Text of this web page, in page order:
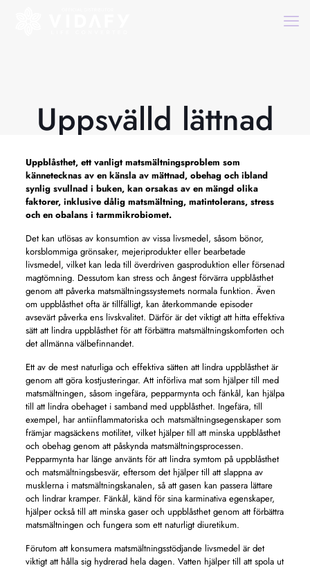
Uppsvälld lättnad
Uppblåsthet, ett vanligt matsmältningsproblem som
kännetecknas av en känsla av mättnad, obehag och ibland
synlig svullnad i buken, kan orsakas av en mängd olika
faktorer, inklusive dålig matsmältning, matintolerans, stress
och en obalans i tarmmikrobiomet.
Det kan utlösas av konsumtion av vissa livsmedel, såsom bönor,
korsblommiga grönsaker, mejeriprodukter eller bearbetade
livsmedel, vilket kan leda till överdriven gasproduktion eller försenad
magtömning. Dessutom kan stress och ångest förvärra uppblåsthet
genom att påverka matsmältningssystemets normala funktion. Även
om uppblåsthet ofta är tillfälligt, kan återkommande episoder
avsevärt påverka ens livskvalitet. Därför är det viktigt att hitta effektiva
sätt att lindra uppblåsthet för att förbättra matsmältningskomforten och
det allmänna välbefinnandet.
Ett av de mest naturliga och effektiva sätten att lindra uppblåsthet är
genom att göra kostjusteringar. Att införliva mat som hjälper till med
matsmältningen, såsom ingefära, pepparmynta och fänkål, kan hjälpa
till att lindra obehaget i samband med uppblåsthet. Ingefära, till
exempel, har antiinflammatoriska och matsmältningsegenskaper som
främjar magsäckens motilitet, vilket hjälper till att minska uppblåsthet
och obehag genom att påskynda matsmältningsprocessen.
Pepparmynta har länge använts för att lindra symtom på uppblåsthet
och matsmältningsbesvär, eftersom det hjälper till att slappna av
musklerna i matsmältningskanalen, så att gasen kan passera lättare
och lindrar kramper. Fänkål, känd för sina karminativa egenskaper,
hjälper också till att minska gaser och uppblåsthet genom att förbättra
matsmältningen och fungera som ett naturligt diuretikum.
Förutom att konsumera matsmältningsstödjande livsmedel är det
viktigt att hålla sig hydrerad hela dagen. Vatten hjälper till att spola ut